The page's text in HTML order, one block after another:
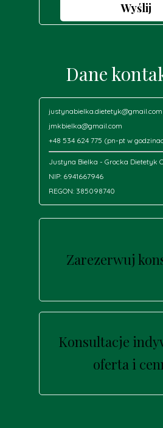
Zarezerwuj
Konsultacje
oferta i
justynabielka.dietetyk@gmail.com
jmkbielka@gmail.com
+48 534 624 775 (pn-pt w
Justyna Bielka - Grocka Dietetyk
NIP: 6941667946
REGON: 385098740
Wyślij
Dane